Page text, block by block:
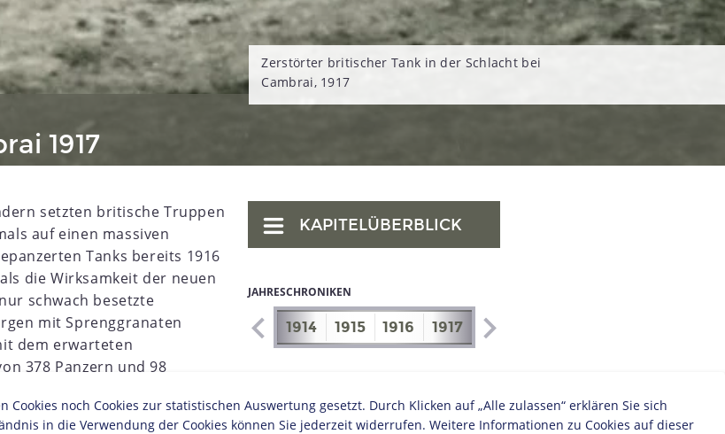
Zerstörter britischer Tank in der Schlacht bei
Cambrai, 1917
1917
setzten britische Truppen
auf einen massiven
Tanks bereits 1916
die Wirksamkeit der neuen
schwach besetzte
mit Sprenggranaten
dem erwarteten
378 Panzern und 98
KAPITELÜBERBLICK
JAHRESCHRONIKEN
1909 1910 1911 1913 1914 1915 1916 1917 1918
der deutschen
noch Cookies zur statistischen Auswertung gesetzt. Durch Klicken auf „Alle zulassen“ erklären Sie sich
in die Verwendung der Cookies können Sie jederzeit widerrufen. Weitere Informationen zu Cookies auf dieser